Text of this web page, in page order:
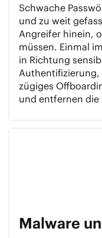
Schwache
und zu weit
Angreifer hinein,
müssen. Einmal
in Richtung
Authentifizierung,
zügiges
und entfernen die
Malware